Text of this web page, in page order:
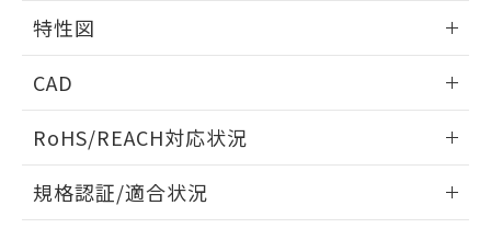
相互干渉
A: 40mm以上、B: 30mm以上
周囲金属の影響
特性図
検出物体の大きさと材質による影響
CAD
ドすることができます。
ログイン/会員登録
RoHS/REACH対応状況
規格認証/適合状況
り、2022年1月12日より割愛しておりま
す。